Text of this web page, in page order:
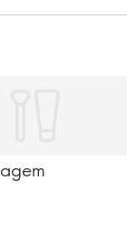
vermelhidão,
serem
mundo da